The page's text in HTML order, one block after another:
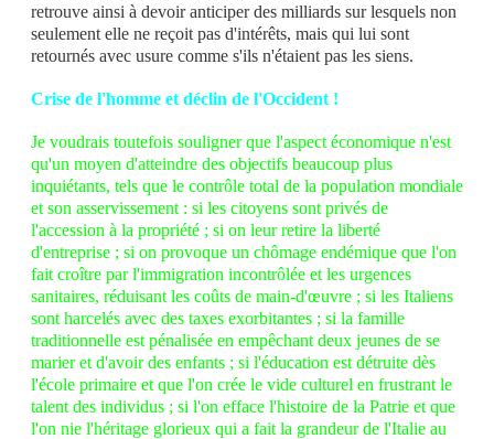
retrouve ainsi à devoir anticiper des milliards sur lesquels non
seulement elle ne reçoit pas d'intérêts, mais qui lui sont
retournés avec usure comme s'ils n'étaient pas les siens.
Crise de l'homme et déclin de l'Occident !
Je voudrais toutefois souligner que l'aspect économique n'est
qu'un moyen d'atteindre des objectifs beaucoup plus
inquiétants, tels que le contrôle total de la population mondiale
et son asservissement : si les citoyens sont privés de
l'accession à la propriété ; si on leur retire la liberté
d'entreprise ; si on provoque un chômage endémique que l'on
fait croître par l'immigration incontrôlée et les urgences
sanitaires, réduisant les coûts de main-d'œuvre ; si les Italiens
sont harcelés avec des taxes exorbitantes ; si la famille
traditionnelle est pénalisée en empêchant deux jeunes de se
marier et d'avoir des enfants ; si l'éducation est détruite dès
l'école primaire et que l'on crée le vide culturel en frustrant le
talent des individus ; si l'on efface l'histoire de la Patrie et que
l'on nie l'héritage glorieux qui a fait la grandeur de l'Italie au